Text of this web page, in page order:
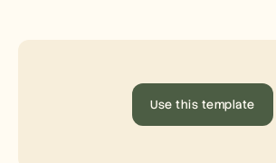
Use this template